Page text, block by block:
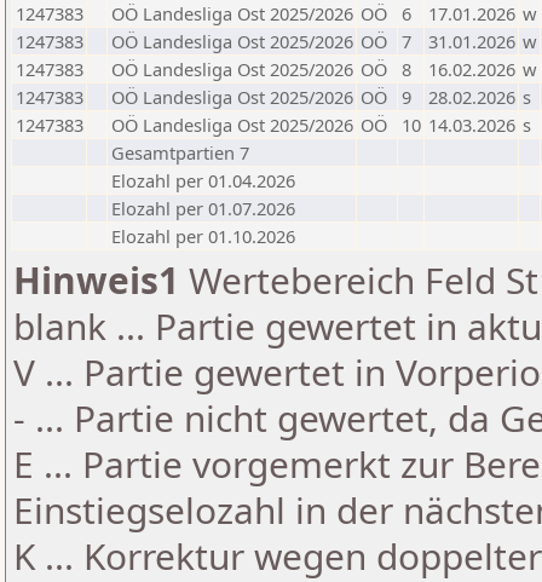
1247383
OÖ Landesliga Ost 2025/2026 OÖ 6 17.01.2026 w
1247383
OÖ Landesliga Ost 2025/2026 OÖ 7 31.01.2026 w
1247383
OÖ Landesliga Ost 2025/2026 OÖ 8 16.02.2026 w
1247383
OÖ Landesliga Ost 2025/2026 OÖ 9 28.02.2026 s
1247383
OÖ Landesliga Ost 2025/2026 OÖ 10 14.03.2026 s
Gesamtpartien 7
Elozahl per 01.04.2026
Elozahl per 01.07.2026
Elozahl per 01.10.2026
Hinweis1 Wertebereich Feld
blank ... Partie gewertet in
V ... Partie gewertet in
- ... Partie nicht gewertet, da
E ... Partie vorgemerkt zur
Einstiegselozahl in der
K ... Korrektur wegen